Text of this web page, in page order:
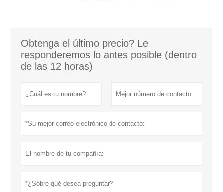
Obtenga el último precio? Le
responderemos lo antes posible (dentro
de las 12 horas)